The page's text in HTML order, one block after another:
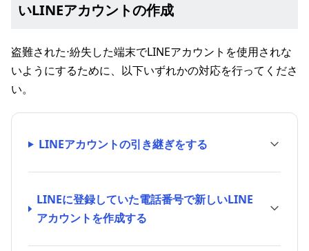
いLINEアカウントの作成
盗難された⋅紛失した端末でLINEアカウントを使用されな
いようにするために、以下いずれかの対応を行ってくださ
い。
LINEアカウントの引き継ぎをする
LINEに登録していた電話番号で新しいLINE
アカウントを作成する